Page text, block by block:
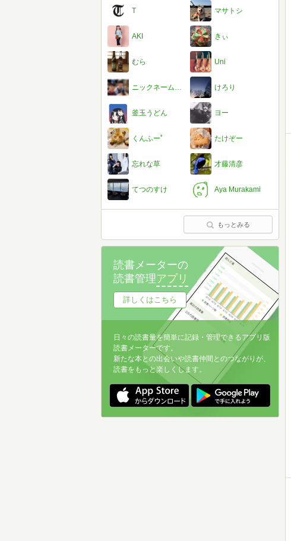
T マサトシ
AKI きぃ
むら Uni
ニックネームって255文字まで出来るんだね けろり
釜玉うどん ヨー
くんふーﾟ たけぞー
忘れな草 才藤清彦
てつのすけ Aya Murakami
もっとみる
読書メーターの
読書管理アプリ
詳しくはこちら
日々の読書量を簡単に記録・管理できるアプリ版
読書メーターです。
新たな本との出会いや読書仲間とのつながりが、
読書をもっと楽しくします。